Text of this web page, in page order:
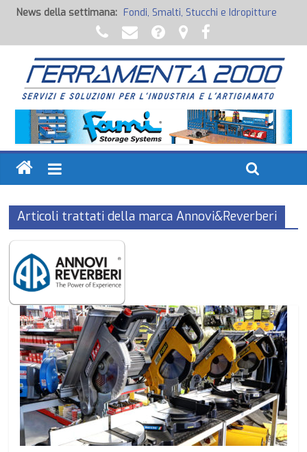
News della settimana: Fondi, Smalti, Stucchi e Idropitture
Potenza Inaspettata
Raccorderia pneumatica
Attrezzature professionali a batteria
Ancoraggi chimici
Articoli trattati della marca Annovi&Reverberi